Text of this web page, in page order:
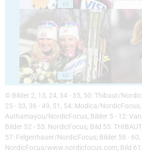
63
65
© Bilder 2, 13, 24, 34 - 35, 50: Thibaut/
25 - 33, 36 - 49, 51, 54: Modica/NordicFocus;
Authamayou/NordicFocus; Bilder 5 - 12:
Bilder 52 - 53: NordicFocus; Bild 55:
57: Felgenhauer/NordicFocus; Bilder 58 - 60,
NordicFocus/www.nordicfocus.com; Bild